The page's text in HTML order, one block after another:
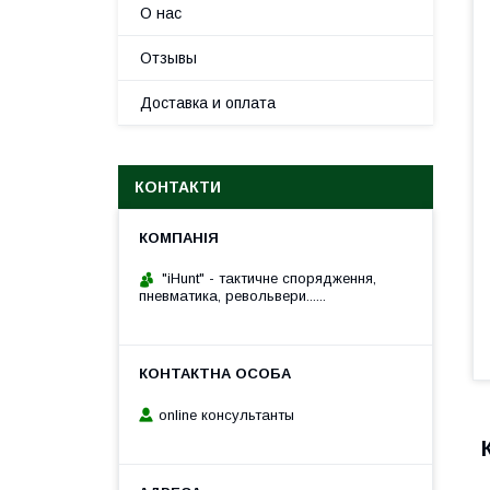
О нас
Отзывы
Доставка и оплата
КОНТАКТИ
"iHunt" - тактичне спорядження,
пневматика, револьвери......
online консультанты